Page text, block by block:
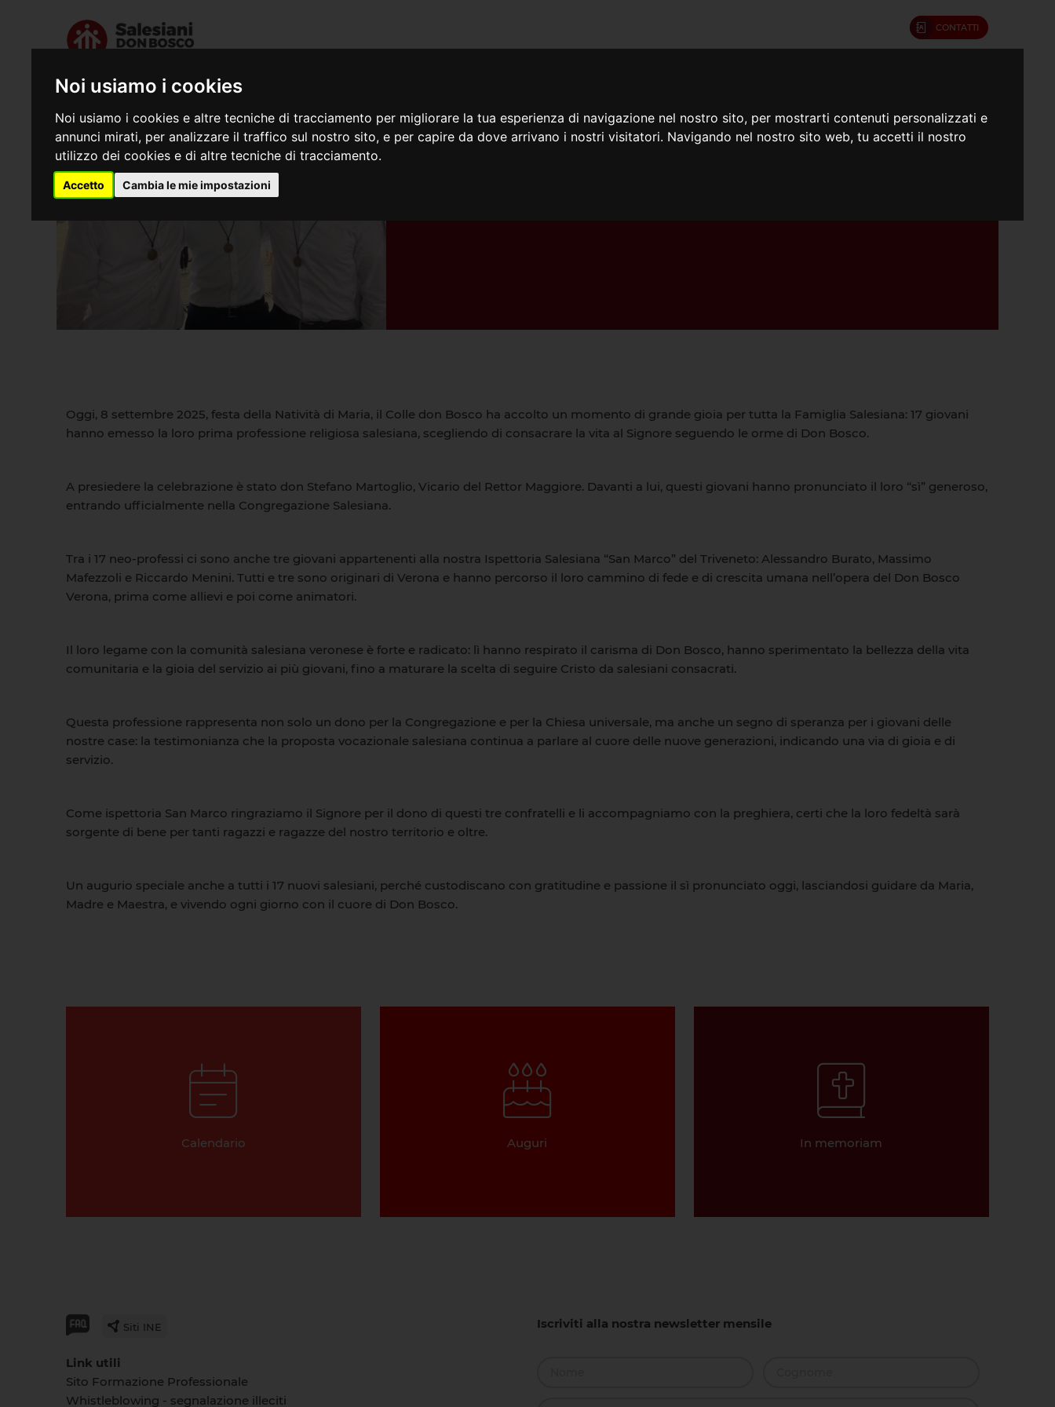
Noi usiamo i cookies
Noi usiamo i cookies e altre tecniche di tracciamento per migliorare la tua esperienza di navigazione nel nostro sito, per mostrarti contenuti personalizzati e
annunci mirati, per analizzare il traffico sul nostro sito, e per capire da dove arrivano i nostri visitatori. Navigando nel nostro sito web, tu accetti il nostro
utilizzo dei cookies e di altre tecniche di tracciamento.
Accetto Cambia le mie impostazioni
CONTATTI
Chi siamo
Oggi, 8 settembre 2025, festa della Natività di Maria, il Colle don Bosco ha accolto un momento di grande gioia per tutta la Famiglia Salesiana: 17 giovani
hanno emesso la loro prima professione religiosa salesiana, scegliendo di consacrare la vita al Signore seguendo le orme di Don Bosco.
A presiedere la celebrazione è stato don Stefano Martoglio, Vicario del Rettor Maggiore. Davanti a lui, questi giovani hanno pronunciato il loro “sì” generoso,
entrando ufficialmente nella Congregazione Salesiana.
Tra i 17 neo-professi ci sono anche tre giovani appartenenti alla nostra Ispettoria Salesiana “San Marco” del Triveneto: Alessandro Burato, Massimo
Mafezzoli e Riccardo Menini. Tutti e tre sono originari di Verona e hanno percorso il loro cammino di fede e di crescita umana nell’opera del Don Bosco
Verona, prima come allievi e poi come animatori.
Il loro legame con la comunità salesiana veronese è forte e radicato: lì hanno respirato il carisma di Don Bosco, hanno sperimentato la bellezza della vita
comunitaria e la gioia del servizio ai più giovani, fino a maturare la scelta di seguire Cristo da salesiani consacrati.
Questa professione rappresenta non solo un dono per la Congregazione e per la Chiesa universale, ma anche un segno di speranza per i giovani delle
nostre case: la testimonianza che la proposta vocazionale salesiana continua a parlare al cuore delle nuove generazioni, indicando una via di gioia e di
servizio.
Come ispettoria San Marco ringraziamo il Signore per il dono di questi tre confratelli e li accompagniamo con la preghiera, certi che la loro fedeltà sarà
sorgente di bene per tanti ragazzi e ragazze del nostro territorio e oltre.
Un augurio speciale anche a tutti i 17 nuovi salesiani, perché custodiscano con gratitudine e passione il sì pronunciato oggi, lasciandosi guidare da Maria,
Madre e Maestra, e vivendo ogni giorno con il cuore di Don Bosco.
Calendario Auguri In memoriam
Siti INE
Link utili
Sito Formazione Professionale
Whistleblowing - segnalazione illeciti
Iscriviti alla nostra newsletter mensile